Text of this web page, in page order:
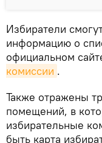
Избиратели
информацию о
официальном
комиссии .
Также отражены
помещений, в
избирательные
быть карта